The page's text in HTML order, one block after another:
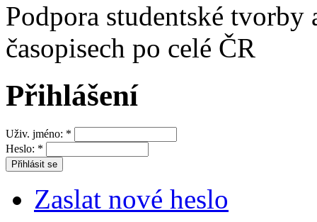
Podpora studentské
časopisech po celé ČR
Přihlášení
Uživ. jméno: *
Heslo: *
Zaslat nové heslo